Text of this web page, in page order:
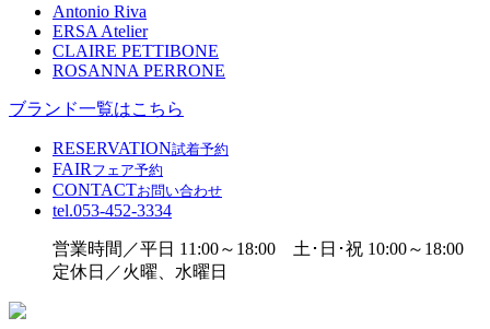
Antonio Riva
ERSA Atelier
CLAIRE PETTIBONE
ROSANNA PERRONE
ブランド一覧はこちら
RESERVATION試着予約
FAIR フェア予約
CONTACTお問い合わせ
tel.053-452-3334
営業時間／平日 11:00～18:00 土･日･祝 10:00～18:00
定休日／火曜、水曜日